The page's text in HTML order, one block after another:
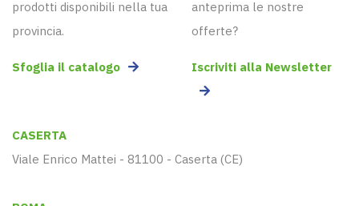
prodotti disponibili nella tua
provincia.
Sfoglia il catalogo
anteprima le nostre
offerte?
Iscriviti alla Newsletter
CASERTA
Viale Enrico Mattei - 81100 - Caserta (CE)